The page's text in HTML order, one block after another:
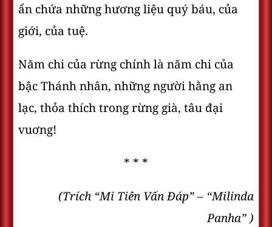
ẩn chứa những hương liệu quý báu, của
giới, của tuệ.
Năm chi của rừng chính là năm chi của
bậc Thánh nhân, những người hằng an
lạc, thỏa thích trong rừng già, tâu đại
vuơng!
* * *
(Trích “Mi Tiên Vấn Ðáp” – “Milinda
Panha” )